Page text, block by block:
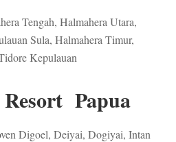
Tengah, Halmahera Utara,
Sula, Halmahera Timur,
Kepulauan
Resort Papua
Digoel, Deiyai, Dogiyai, Intan